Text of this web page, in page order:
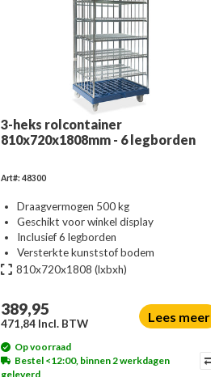
3-heks rolcontainer
810x720x1808mm - 6 legborden
Art#: 48300
Draagvermogen 500 kg
Geschikt voor winkel display
Inclusief 6 legborden
Versterkte kunststof bodem
810x720x1808 (lxbxh)
389,95
471,84 Incl. BTW Lees meer
Op voorraad
Bestel <12:00, binnen 2 werkdagen
geleverd